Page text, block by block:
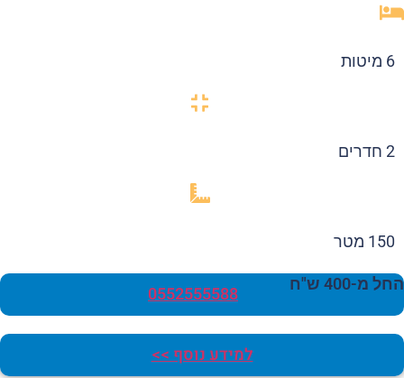
150 מטר
מ-400 ש"ח 0552555588
למידע נוסף >>